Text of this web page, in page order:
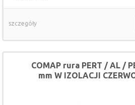
szczegóły
COMAP rura PERT / AL /
mm W IZOLACJI